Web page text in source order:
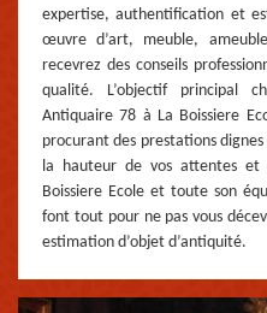
expertise, authentification et
œuvre d’art, meuble,
recevrez des conseils
qualité. L’objectif principal
Antiquaire 78 à La Boissiere
procurant des prestations
la hauteur de vos attentes et
Boissiere Ecole et toute son
font tout pour ne pas vous
estimation d’objet d’antiquité.